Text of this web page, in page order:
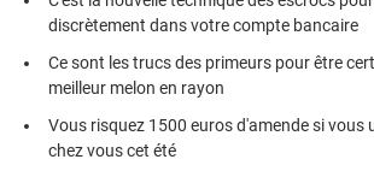
discrètement dans votre compte bancaire
Ce sont les trucs des primeurs pour être
meilleur melon en rayon
Vous risquez 1500 euros d'amende si vous
chez vous cet été